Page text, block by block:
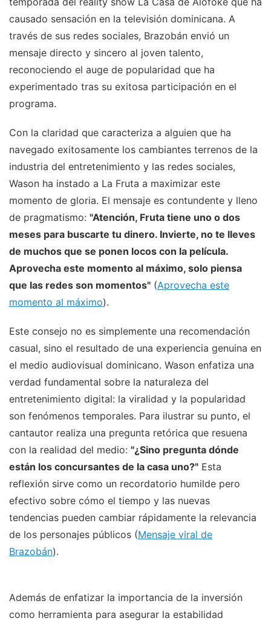
causado sensación en la televisión dominicana. A
través de sus redes sociales, Brazobán envió un
mensaje directo y sincero al joven talento,
reconociendo el auge de popularidad que ha
experimentado tras su exitosa participación en el
programa.
Con la claridad que caracteriza a alguien que ha
navegado exitosamente los cambiantes terrenos de la
industria del entretenimiento y las redes sociales,
Wason ha instado a La Fruta a maximizar este
momento de gloria. El mensaje es contundente y lleno
de pragmatismo: "Atención, Fruta tiene uno o dos
meses para buscarte tu dinero. Invierte, no te lleves
de muchos que se ponen locos con la película.
Aprovecha este momento al máximo, solo piensa
que las redes son momentos" (Aprovecha este
momento al máximo).
Este consejo no es simplemente una recomendación
casual, sino el resultado de una experiencia genuina en
el medio audiovisual dominicano. Wason enfatiza una
verdad fundamental sobre la naturaleza del
entretenimiento digital: la viralidad y la popularidad
son fenómenos temporales. Para ilustrar su punto, el
cantautor realiza una pregunta retórica que resuena
con la realidad del medio: "¿Sino pregunta dónde
están los concursantes de la casa uno?" Esta
reflexión sirve como un recordatorio humilde pero
efectivo sobre cómo el tiempo y las nuevas
tendencias pueden cambiar rápidamente la relevancia
de los personajes públicos (Mensaje viral de
Brazobán).
Además de enfatizar la importancia de la inversión
como herramienta para asegurar la estabilidad